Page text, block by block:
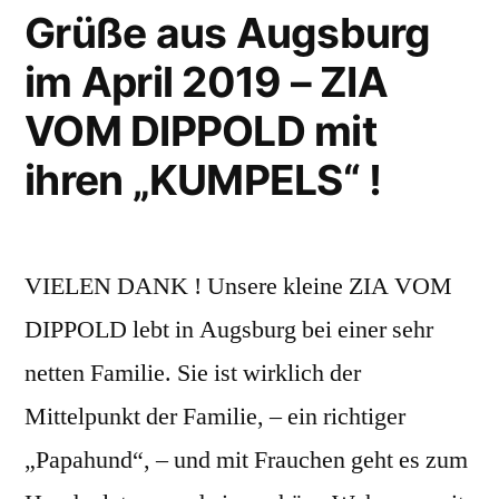
Grüße aus Augsburg
im April 2019 – ZIA
VOM DIPPOLD mit
ihren „KUMPELS“ !
VIELEN DANK ! Unsere kleine ZIA VOM
DIPPOLD lebt in Augsburg bei einer sehr
netten Familie. Sie ist wirklich der
Mittelpunkt der Familie, – ein richtiger
„Papahund“, – und mit Frauchen geht es zum